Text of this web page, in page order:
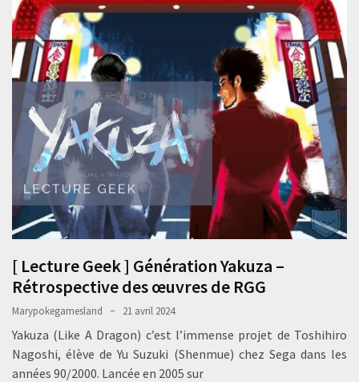
[ Lecture Geek ] Génération Yakuza –
Rétrospective des œuvres de RGG
Marypokegamesland 21 avril 2024
Yakuza (Like A Dragon) c’est l’immense projet de Toshihiro
Nagoshi, élève de Yu Suzuki (Shenmue) chez Sega dans les
années 90/2000. Lancée en 2005 sur